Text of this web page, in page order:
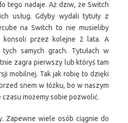
tego nadaje. Aż dziw, że Switch
usług. Gdyby wydali tytuły z
na Switch to nie musieliby
konsoli przez kolejne 2 lata. A
samych grach. Tytułach w
zagra pierwszy lub któryś tam
mobilnej. Tak jak robię to dzięki
snem w łóżku, bo w naszym
możemy sobie pozwolić.
Zapewne wiele osób ciągnie do